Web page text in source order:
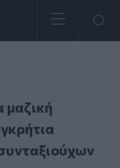
μαζική